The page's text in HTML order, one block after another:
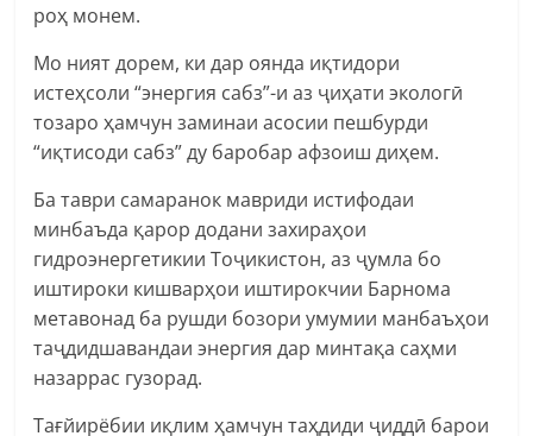
роҳ монем.
Мо ният дорем, ки дар оянда иқтидори
истеҳсоли “энергия сабз”-и аз ҷиҳати экологӣ
тозаро ҳамчун заминаи асосии пешбурди
“иқтисоди сабз” ду баробар афзоиш диҳем.
Ба таври самаранок мавриди истифодаи
минбаъда қарор додани захираҳои
гидроэнергетикии Тоҷикистон, аз ҷумла бо
иштироки кишварҳои иштирокчии Барнома
метавонад ба рушди бозори умумии манбаъҳои
таҷдидшавандаи энергия дар минтақа саҳми
назаррас гузорад.
Тағйирёбии иқлим ҳамчун таҳдиди ҷиддӣ барои